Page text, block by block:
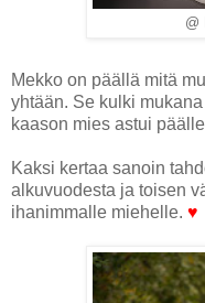
@
Mekko on päällä mitä
yhtään. Se kulki
kaason mies astui
Kaksi kertaa sanoin
alkuvuodesta ja toisen
ihanimmalle miehelle. ♥